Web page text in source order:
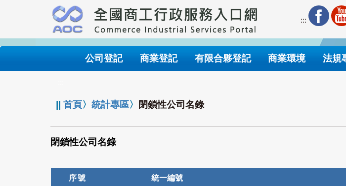
要
內
:::
公司登記 商業登記 有限合夥登記 商業環境 法規
||首頁〉統計專區〉 閉鎖性公司名錄
閉鎖性公司名錄
序號 統一編號